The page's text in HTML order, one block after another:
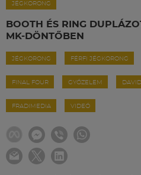
JÉGKORONG
BOOTH ÉS RING
MK-DÖNTŐBEN
JÉGKORONG FÉRFI JÉGKORONG
FINAL FOUR GYŐZELEM
FRADIMEDIA VIDEÓ
Szakosztályok
Meccscenter
Klub
Szolgáltatások